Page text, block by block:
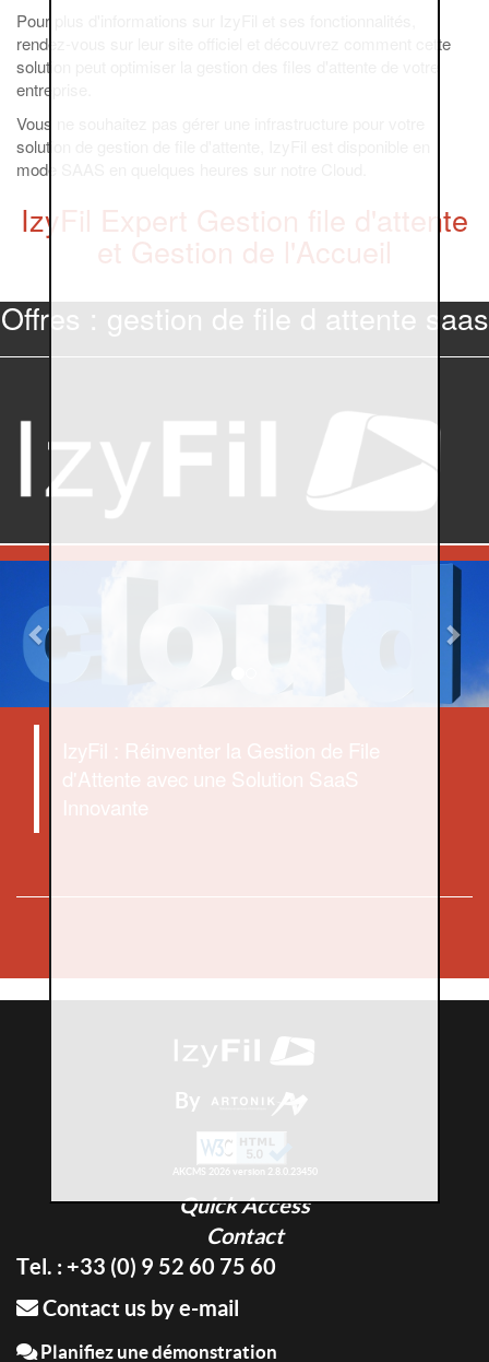
Pour plus d'informations sur IzyFil et ses fonctionnalités,
rendez-vous sur leur site officiel et découvrez comment cette
solution peut optimiser la gestion des files d'attente de votre
entreprise.
Vous ne souhaitez pas gérer une infrastructure pour votre
solution de gestion de file d'attente, IzyFil est disponible en
mode SAAS en quelques heures sur notre Cloud.
IzyFil Expert Gestion file d'attente
et Gestion de l'Accueil
Offres : gestion de file d attente saas
IzyFil : Réinventer la Gestion de File
d'Attente avec une Solution SaaS
Innovante
By
AKCMS 2026 version 2.8.0.23450
Quick Access
Contact
Tel. : +33 (0) 9 52 60 75 60
Contact us by e-mail
Planifiez une démonstration